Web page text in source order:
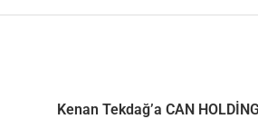
Kenan Tekdağ’a CAN